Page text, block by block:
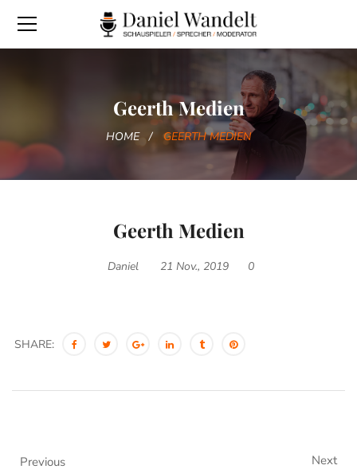
Geerth Medien
HOME GEERTH MEDIEN
Geerth Medien
Daniel 21 Nov., 2019 0
SHARE:
Previous Next